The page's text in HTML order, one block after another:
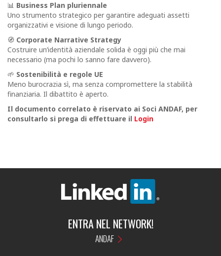
📊 Business Plan pluriennale
Uno strumento strategico per garantire adeguati assetti
organizzativi e visione di lungo periodo.
🧭 Corporate Narrative Strategy
Costruire un’identità aziendale solida è oggi più che mai
necessario (ma pochi lo sanno fare davvero).
🌱 Sostenibilità e regole UE
Meno burocrazia sì, ma senza compromettere la stabilità
finanziaria. Il dibattito è aperto.
Il documento correlato è riservato ai Soci ANDAF, per
consultarlo si prega di effettuare il Login
ENTRA NEL NETWORK!
ANDAF